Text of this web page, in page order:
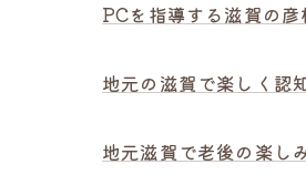
PCを指導する滋賀の彦
地元の滋賀で楽しく認
地元滋賀で老後の楽し